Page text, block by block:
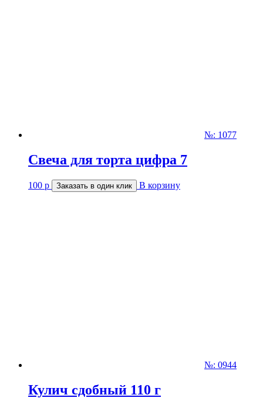
№: 1077
Свеча для торта цифра 7
100 р Заказать в один клик В корзину
№: 0944
Кулич сдобный 110 г